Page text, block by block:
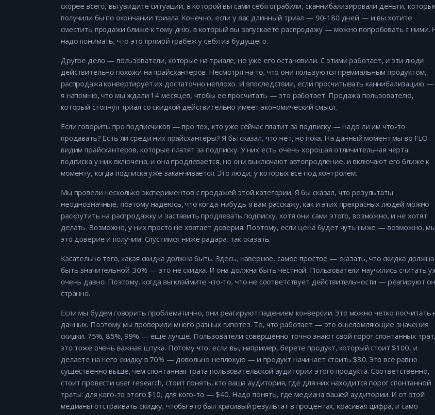
скорее всего, вы увидите ситуации, в которой вы сами себя ограбили, сканнибализировали деньги,
получили бы по окончании триала. Конечно, если у вас длинный триал — 90-180 дней — и вы хотите
сместить продажи ближе к тому дню, в который вы запускаете распродажу — можно попробовать с ними.
надо понимать, что это прямой грабеж у себя из будущего.
Другое дело — пользователи, которые на триале, но уже его остановили. С этими работает, и эти люди
действительно похожи на прайсхантеров. Несмотря на то, что они пользуются премиальным продуктом,
распродажа конвертирует их достаточно неплохо. И впоследствии, если просчитывать каннибализацию —
я напомню, что мы ждали 14 месяцев, чтобы ее просчитать — это работает. Продажа пользователю,
который стопнул триал со скидкой действительно имеет экономический смысл.
Если говорить про подписчиков — про тех, кто уже сейчас платит за подписку — надо ли им что-то
продавать? Есть ли среди них прайсхантеры? Я бы сказал, что нет, но пока. На данный момент мы во FLO
видим прайсхантеров, которые платят за подписку. У них есть очень хорошая отличительная черта:
подписка у них включена, и она продлевается, но они выключают автопродление, и включают его ближе к
моменту, когда подписка уже заканчивается. Это люди, у которых все под контролем.
Мы провели несколько экспериментов с продажей этой категории. Я бы сказал, что результаты
неоднозначные, поэтому надеюсь, что когда-нибудь я вам расскажу, как и этих прекрасных людей можно
раскрутить на распродажку и заставить продлевать подписку, хотя они сами этого, возможно, и не хотят
делать. Возможно, у них просто не хватает доверия. Поэтому, если цена будет чуть ниже — возможно,
это доверие и получим. Спустимся ниже радара, так сказать.
Касательно того, какая скидка должна быть. Здесь, наверное, самое простое — сказать, что скидка должна
быть значительной. 30% — это не скидка. И она должна быть честной. Пользователи научились считать
очень давно. Поэтому, когда вы клэймите что-то, что не соответствует действительности — реагируют
странно.
Если мы будем говорить проблематично, они реагируют падением конверсии. Это можно четко посчитать
данных. Поэтому мы проверили много разных гипотез. То, что работает — это ошеломляющие значения
скидки. 75%, 85%, 99% — еще лучше. Пользователи совершенно точно знают свой порог спонтанных
это тоже очень важная штука. Потому что, если вы, например, берете продукт, который стоит $100, и
делаете на него скидку в 70% — довольно неплохую — и продукт начинает стоить $30. Это все равно
существенно выше, чем спонтанная трата пользовательской аудитории этого продукта. Соответственно,
стоит провести user research, стоит понять, кто ваша аудитория, где для них находится порог спонтанной
траты: для кого-то этого $10, для кого-то — $40. Надо понять, где медиана вашей аудитории. И от этой
медианы отстраивать скидку, чтобы это был красивый результат в процентах, красивая цифра, и само